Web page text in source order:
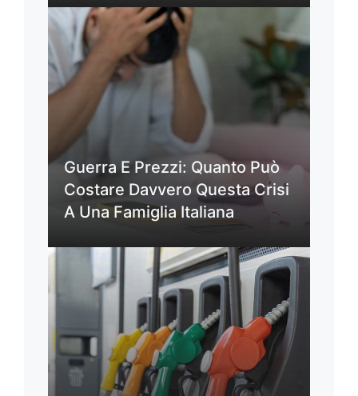
Guerra E Prezzi: Quanto Può
Costare Davvero Questa Crisi
A Una Famiglia Italiana